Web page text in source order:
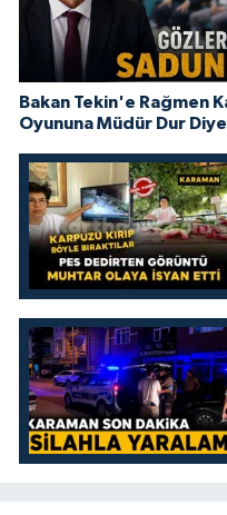
Bakan Tekin'e Rağmen
Oyununa Müdür Dur